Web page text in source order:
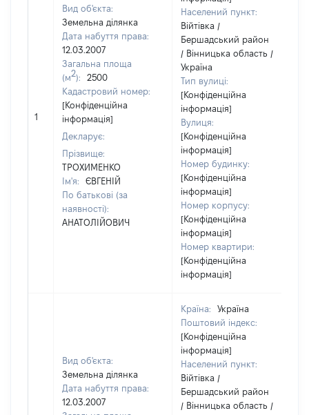
1
Вид об'єкта:
Земельна ділянка
Дата набуття права:
12.03.2007
Загальна площа
(м2):
2500
Кадастровий номер:
[Конфіденційна
інформація]
Декларує:
Прізвище:
ТРОХИМЕНКО
Ім'я:
ЄВГЕНІЙ
По батькові (за
наявності):
АНАТОЛІЙОВИЧ
Населений пункт:
Війтівка /
Бершадський район
/ Вінницька область /
Україна
Тип вулиці:
[Конфіденційна
інформація]
Вулиця:
[Конфіденційна
інформація]
Номер будинку:
[Конфіденційна
інформація]
Номер корпусу:
[Конфіденційна
інформація]
Номер квартири:
[Конфіденційна
інформація]
Вид об'єкта:
Земельна ділянка
Дата набуття права:
12.03.2007
Країна:
Україна
Поштовий індекс:
[Конфіденційна
інформація]
Населений пункт:
Війтівка /
Бершадський район
/ Вінницька область /